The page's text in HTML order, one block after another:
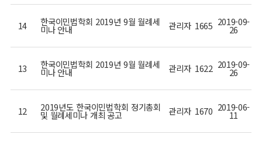
14 한국이민법학회 2019년 9월 월례세
미나 안내 관리자 1665 2019-09-
26
13 한국이민법학회 2019년 9월 월례세
미나 안내 관리자 1622 2019-09-
26
12 2019년도 한국이민법학회 정기총회
및 월례세미나 개최 공고 관리자 1670 2019-06-
11